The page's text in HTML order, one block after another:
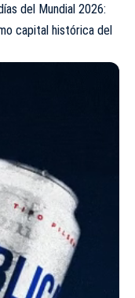
del Mundial 2026:
capital histórica del